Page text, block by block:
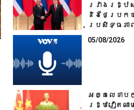
រវាងរដ្ឋស
និងថៃប្រក
ប្រសិទ្ធភា
05/08/2026
អគ្គលេខាប
រដ្ឋវៀតណា